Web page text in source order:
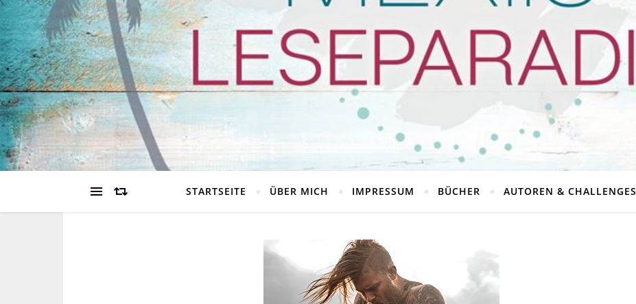
STARTSEITE ÜBER MICH IMPRESSUM BÜCHER AUTOREN & CHALLENGES